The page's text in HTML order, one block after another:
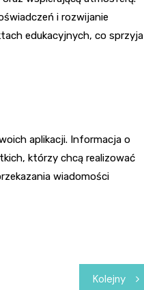
i rozwijanie
edukacyjnych, co sprzyja
aplikacji. Informacja o
którzy chcą realizować
wiadomości
Kolejny